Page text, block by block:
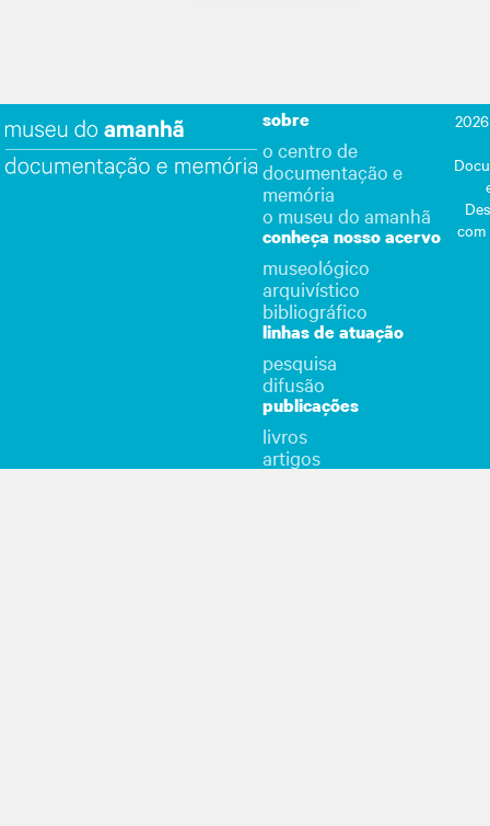
sobre
o centro de
documentação e
memória
o museu do amanhã
conheça nosso acervo
museológico
arquivístico
bibliográfico
linhas de atuação
pesquisa
difusão
publicações
livros
artigos
2026
com